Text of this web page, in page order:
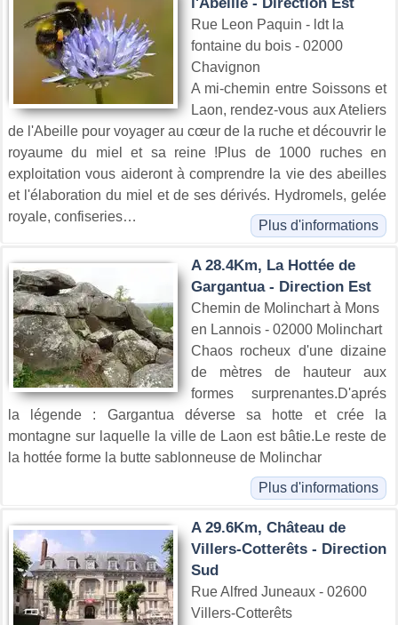
Rue Leon Paquin - ldt la
fontaine du bois - 02000
Chavignon
A mi-chemin entre Soissons et
Laon, rendez-vous aux Ateliers
de l'Abeille pour voyager au cœur de la ruche et découvrir le
royaume du miel et sa reine !Plus de 1000 ruches en
exploitation vous aideront à comprendre la vie des abeilles
et l'élaboration du miel et de ses dérivés. Hydromels, gelée
royale, confiseries…
Plus d'informations
A 28.4Km, La Hottée de
Gargantua - Direction Est
Chemin de Molinchart à Mons
en Lannois - 02000 Molinchart
Chaos rocheux d'une dizaine
de mètres de hauteur aux
formes surprenantes.D'aprés
la légende : Gargantua déverse sa hotte et crée la
montagne sur laquelle la ville de Laon est bâtie.Le reste de
la hottée forme la butte sablonneuse de Molinchar
Plus d'informations
A 29.6Km, Château de
Villers-Cotterêts - Direction
Sud
Rue Alfred Juneaux - 02600
Villers-Cotterêts